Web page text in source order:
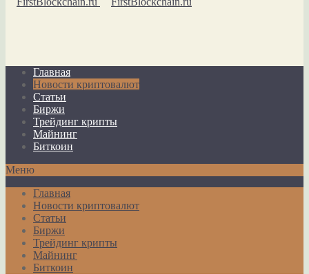
Главная
Новости криптовалют
Статьи
Биржи
Трейдинг крипты
Майнинг
Биткоин
Меню
Главная
Новости криптовалют
Статьи
Биржи
Трейдинг крипты
Майнинг
Биткоин